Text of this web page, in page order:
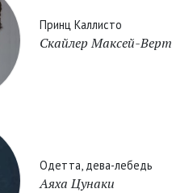
Принц Каллисто
Скайлер Максей-Верт
Одетта, дева-лебедь
Аяха Цунаки